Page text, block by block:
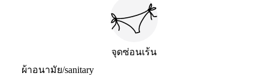
จุดซ่อนเร้น
ผ้าอนามัย/sanitary